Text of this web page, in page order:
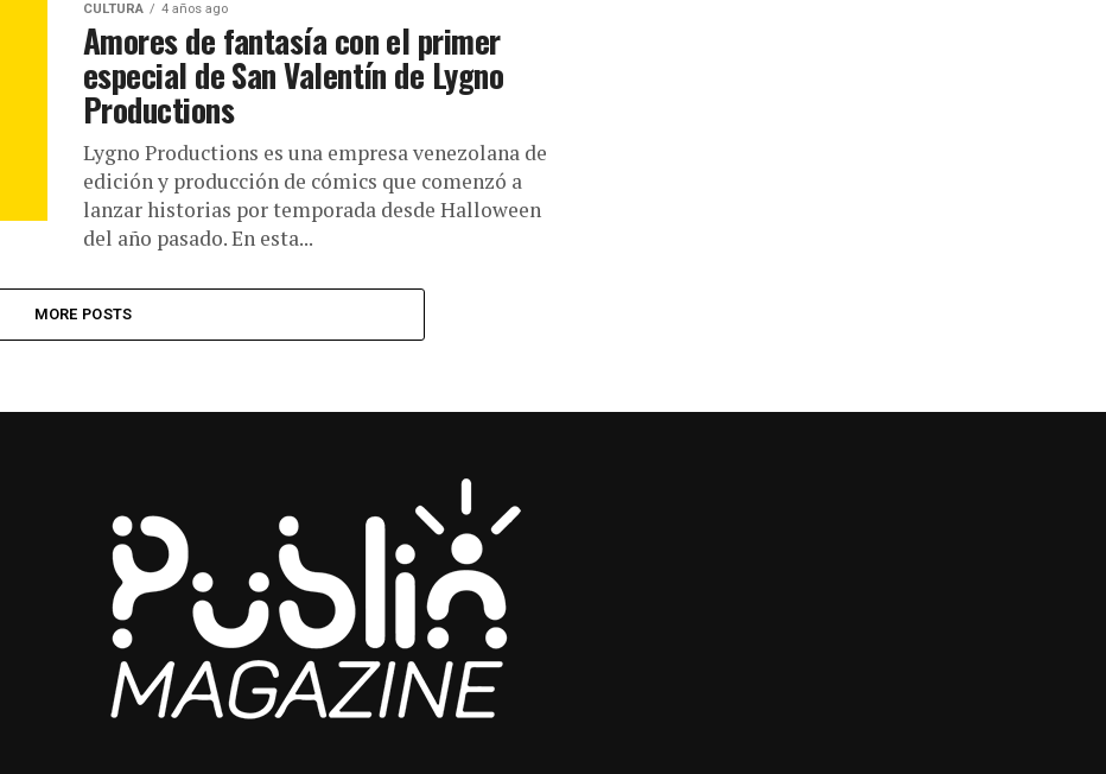
CULTURA 4 años ago
Amores de fantasía con el primer
especial de San Valentín de Lygno
Productions
Lygno Productions es una empresa venezolana de
edición y producción de cómics que comenzó a
lanzar historias por temporada desde Halloween
del año pasado. En esta...
MORE POSTS